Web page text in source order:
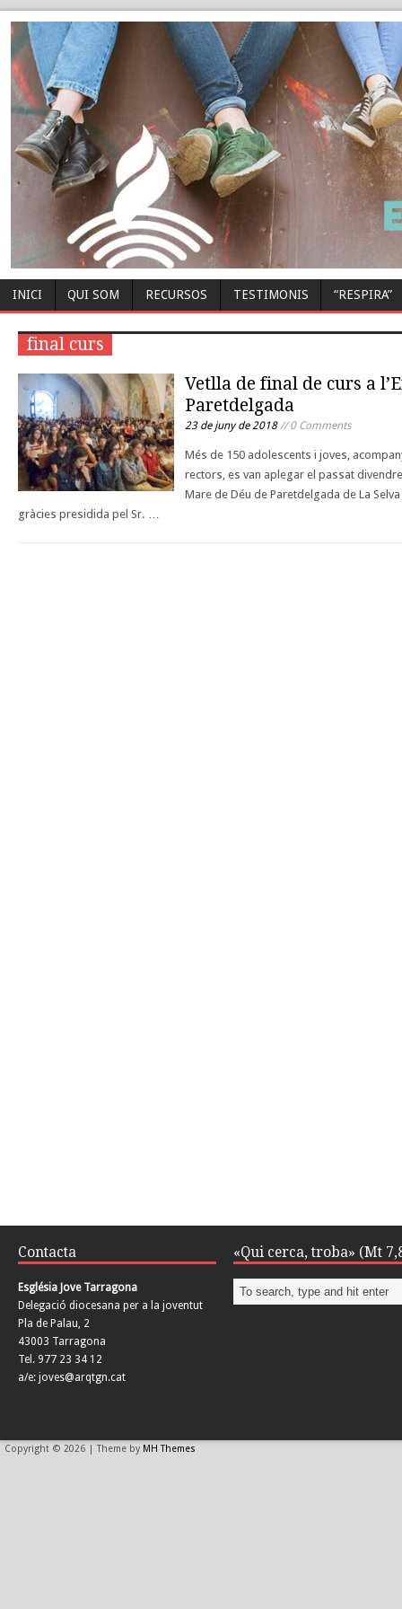
INICI QUI SOM RECURSOS TESTIMONIS “RESPIRA”
final curs
Vetlla de final de curs a
Paretdelgada
23 de juny de 2018// 0 Comments
Més de 150 adolescents i joves,
rectors, es van aplegar el passat
Mare de Déu de Paretdelgada de La
gràcies presidida pel Sr. …
Contacta
Església Jove Tarragona
Delegació diocesana per a la joventut
Pla de Palau, 2
43003 Tarragona
Tel. 977 23 34 12
a/e: joves@arqtgn.cat
«Qui cerca, troba» (Mt
Copyright © 2026 | Theme by MH Themes